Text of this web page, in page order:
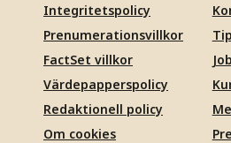
Integritetspolicy
Prenumerationsvillkor
FactSet villkor
Värdepapperspolicy
Redaktionell policy
Om cookies